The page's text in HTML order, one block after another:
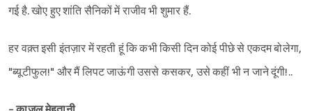
गई है. खोए हुए शांति सैनिकों में राजीव भी शुमार हैं.
हर वक़्त इसी इंतज़ार में रहती हूं कि कभी किसी दिन कोई पीछे से एकदम बोलेगा,
"ब्यूटीफुल!" और मैं लिपट जाऊंगी उससे कसकर, उसे कहीं भी न जाने दूंगी!..